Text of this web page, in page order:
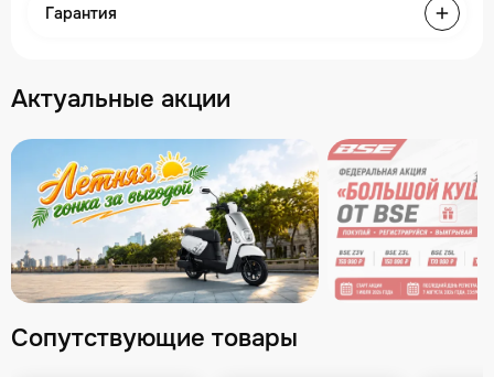
Гарантия
Актуальные акции
Сопутствующие товары